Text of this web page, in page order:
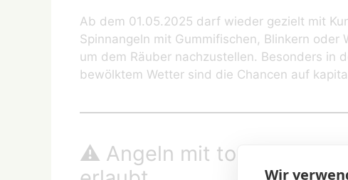
Ab dem 01.05.2025 darf wieder gezielt mit
Spinnangeln mit Gummifischen, Blinkern
um dem Räuber nachzustellen. Besonders in
bewölktem Wetter sind die Chancen auf
⚠️ Angeln mit totem
Wir